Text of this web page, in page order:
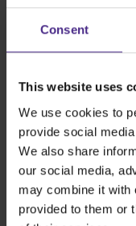
Consent
This website uses
We use cookies to
provide social
We also share
our social media,
may combine it with
provided to them or
Fanden Sie
nützlich?
Die besten